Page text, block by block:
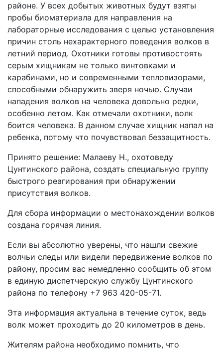
районе. У всех добытых животных будут взяты
пробы биоматериала для направления на
лабораторные исследования с целью установления
причин столь нехарактерного поведения волков в
летний период. Охотники готовы противостоять
серым хищникам не только винтовками и
карабинами, но и современными тепловизорами,
способными обнаружить зверя ночью. Случаи
нападения волков на человека довольно редки,
особенно летом. Как отмечали охотники, волк
боится человека. В данном случае хищник напал на
ребенка, потому что почувствовал беззащитность.
Принято решение: Малаеву Н., охотоведу
Цунтинского района, создать специальную группу
быстрого реагирования при обнаружении
присутствия волков.
Для сбора информации о местонахождении волков
создана горячая линия.
Если вы абсолютно уверены, что нашли свежие
волчьи следы или видели передвижение волков по
району, просим вас немедленно сообщить об этом
в единую диспетчерскую службу Цунтинского
района по телефону +7 963 420-05-71.
Эта информация актуальна в течение суток, ведь
волк может проходить до 20 километров в день.
Жителям района необходимо помнить, что